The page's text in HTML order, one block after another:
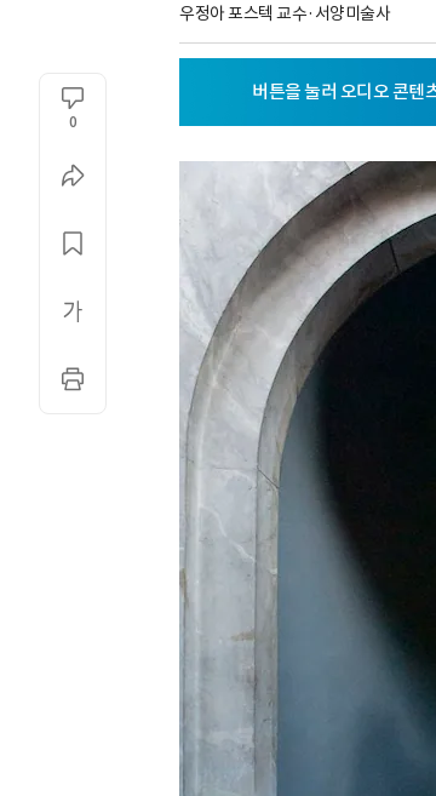
우정아 포스텍 교수·서양미술사
0